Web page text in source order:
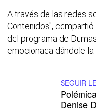
A través de las redes
Contenidos",
del programa de
emocionada dándole la
SEGUIR
Denise